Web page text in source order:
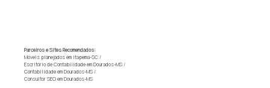
Parceiros e Sites Recomendados:
Móveis planejados em Itapema-SC /
Escritório de Contabilidade em Dourados-MS /
Contabilidade em Dourados-MS /
Consultor SEO em Dourados-MS